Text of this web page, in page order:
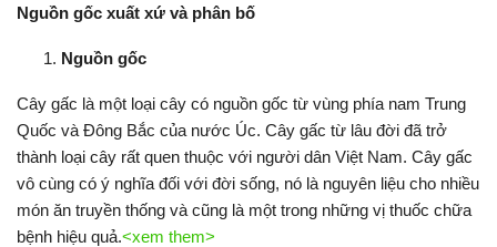
Nguồn gốc xuất xứ và phân bố
Nguồn gốc
Cây gấc là một loại cây có nguồn gốc từ vùng phía nam Trung
Quốc và Đông Bắc của nước Úc. Cây gấc từ lâu đời đã trở
thành loại cây rất quen thuộc với người dân Việt Nam. Cây gấc
vô cùng có ý nghĩa đối với đời sống, nó là nguyên liệu cho nhiều
món ăn truyền thống và cũng là một trong những vị thuốc chữa
bệnh hiệu quả.<xem them>